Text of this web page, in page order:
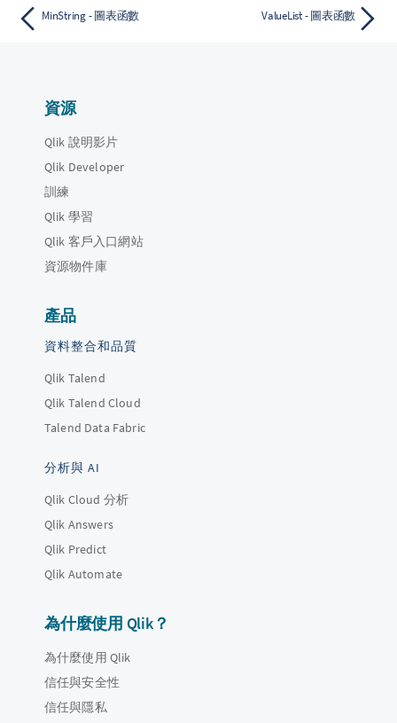
MinString - 圖表函數 ValueList - 圖表函數
資源
Qlik 說明影片
Qlik Developer
訓練
Qlik 學習
Qlik 客戶入口網站
資源物件庫
產品
資料整合和品質
Qlik Talend
Qlik Talend Cloud
Talend Data Fabric
分析與 AI
Qlik Cloud 分析
Qlik Answers
Qlik Predict
Qlik Automate
為什麼使用 Qlik？
為什麼使用 Qlik
信任與安全性
信任與隱私